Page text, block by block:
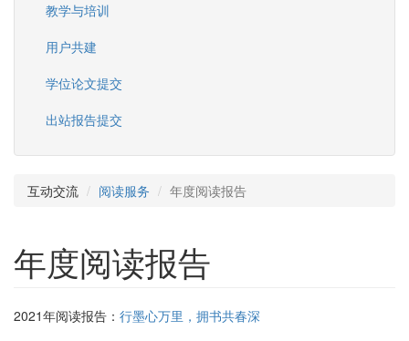
教学与培训
用户共建
学位论文提交
出站报告提交
互动交流 阅读服务 年度阅读报告
年度阅读报告
2021年阅读报告： 行墨心万里，拥书共春深